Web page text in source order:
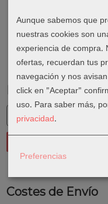
Marcas
Costes de Envío
Aunque sabemos que
nuestras cookies son
experiencia de compra.
ofertas, recuerdan tus
navegación y nos
click en "Aceptar"
uso. Para saber más,
privacidad.
Preferencias